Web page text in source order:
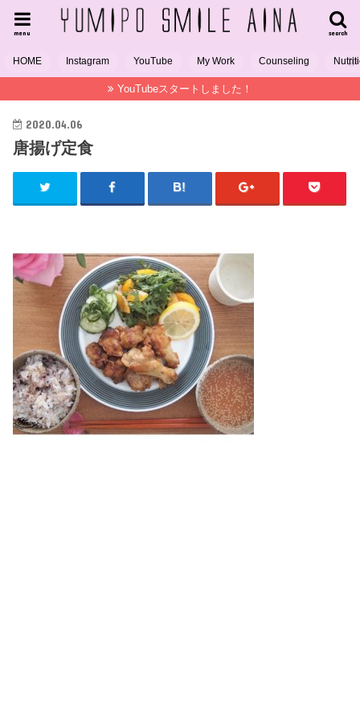
search
menu
HOME Instagram YouTube My Work Counseling
YouTubeスタートしました！
2020.04.06
唐揚げ定食